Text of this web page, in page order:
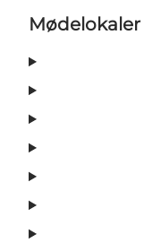
Mødelokaler